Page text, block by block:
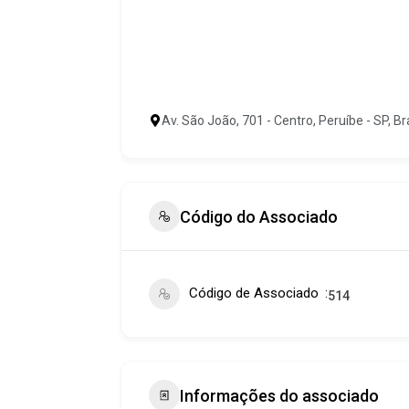
Av. São João, 701 - Centro, Peruíbe - SP,
Código do Associado
Código de Associado 514
Informações do associado